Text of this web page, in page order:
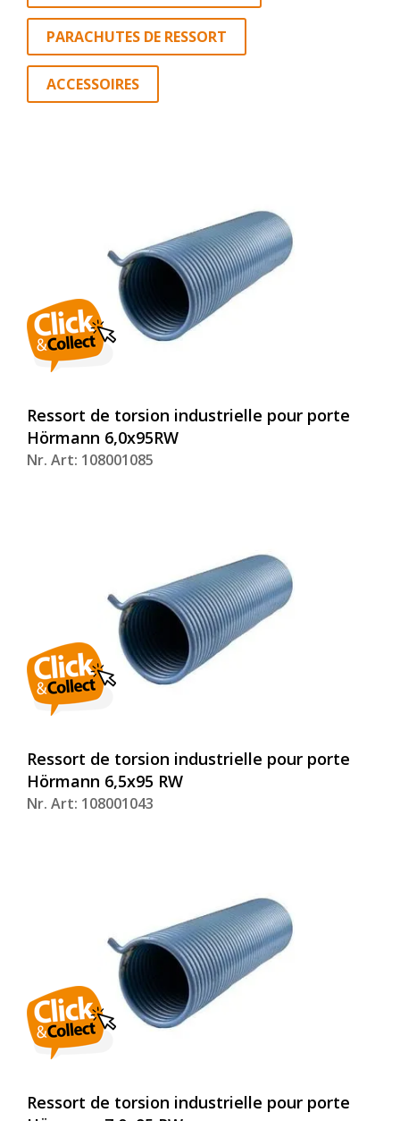
PARACHUTES DE RESSORT
ACCESSOIRES
Ressort de torsion industrielle pour porte
Hörmann 6,0x95RW
Nr. Art: 108001085
Ressort de torsion industrielle pour porte
Hörmann 6,5x95 RW
Nr. Art: 108001043
Ressort de torsion industrielle pour porte